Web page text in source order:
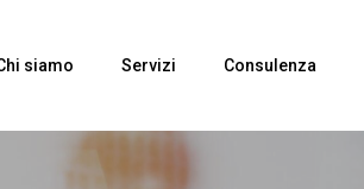
siamo Servizi Consulenza